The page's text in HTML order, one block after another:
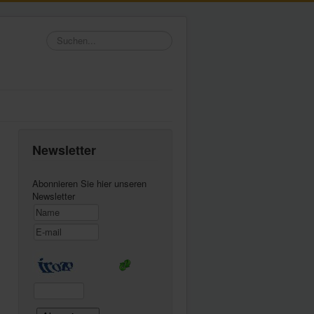
Suchen...
Newsletter
Abonnieren Sie hier unseren
Newsletter